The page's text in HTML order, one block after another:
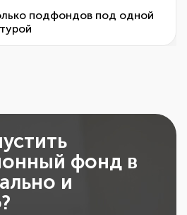
подфондов под одной
фонд в
и